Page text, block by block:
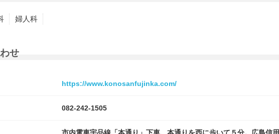
婦人科
せ
https://www.konosanfujinka.com/
082-242-1505